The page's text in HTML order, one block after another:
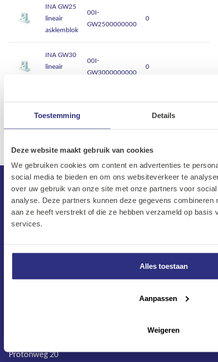
Toestemming Details
Deze website maakt gebruik van cookies
We gebruiken cookies om content en advertenties te
social media te bieden en om ons websiteverkeer te
over uw gebruik van onze site met onze partners voor
analyse. Deze partners kunnen deze gegevens combineren
aan ze heeft verstrekt of die ze hebben verzameld op basis
services.
Alles toestaan
Aanpassen
Weigeren
INA GW25
lineair
asklemblok
00I-
GW2500000000
0
INA GW30
lineair
00I-
GW3000000000
0
lineair
asklemblok
Protonweg 20